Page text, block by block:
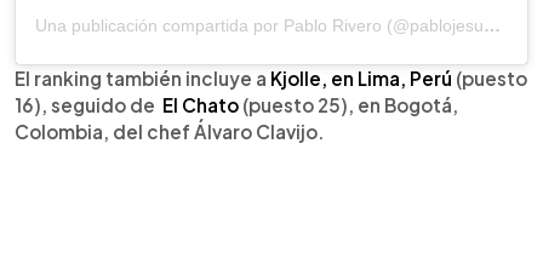
Una publicación compartida por Pablo Rivero (@pablojesusrivero)
El ranking también incluye a Kjolle, en Lima, Perú (puesto
16), seguido de El Chato (puesto 25), en Bogotá,
Colombia, del chef Álvaro Clavijo.